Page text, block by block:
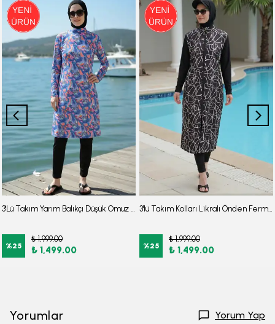
3'Lü Takım Yarım Balıkçı Düşük Omuz Yarasakol Likralı Kumaş Burkini Tesettür Mayo D48
%25
₺ 1,999.00
₺ 1,499.00
3'lü Takım Kolları Likralı Önden Fermuarlı Yırtmaçlı Maksi Burkini Tesettür Mayo D26
%25
₺ 1,999.00
₺ 1,499.00
Yorumlar Yorum Yap